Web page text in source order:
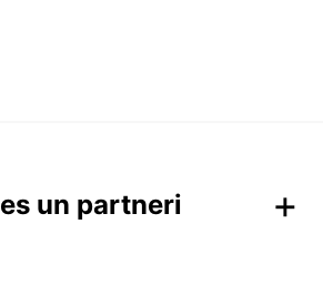
un partneri